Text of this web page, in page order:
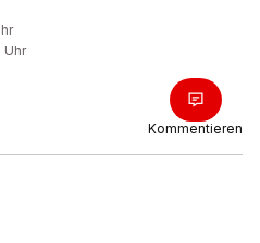
Uhr
Kommentieren